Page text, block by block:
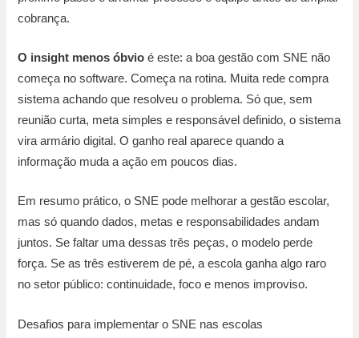
cobrança.
O insight menos óbvio é este: a boa gestão com SNE não
começa no software. Começa na rotina. Muita rede compra
sistema achando que resolveu o problema. Só que, sem
reunião curta, meta simples e responsável definido, o sistema
vira armário digital. O ganho real aparece quando a
informação muda a ação em poucos dias.
Em resumo prático, o SNE pode melhorar a gestão escolar,
mas só quando dados, metas e responsabilidades andam
juntos. Se faltar uma dessas três peças, o modelo perde
força. Se as três estiverem de pé, a escola ganha algo raro
no setor público: continuidade, foco e menos improviso.
Desafios para implementar o SNE nas escolas